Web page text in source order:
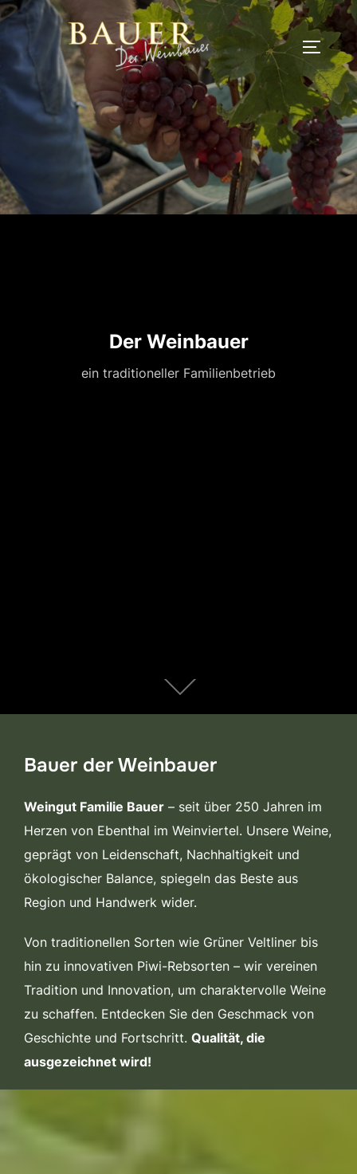
Zum
Inhalt
springen
Der Weinbauer
ein traditioneller Familienbetrieb
Zum
Inhalt
Bauer der Weinbauer
Weingut Familie Bauer – seit über 250 Jahren im
Herzen von Ebenthal im Weinviertel. Unsere Weine,
geprägt von Leidenschaft, Nachhaltigkeit und
ökologischer Balance, spiegeln das Beste aus
Region und Handwerk wider.
Von traditionellen Sorten wie Grüner Veltliner bis
hin zu innovativen Piwi-Rebsorten – wir vereinen
Tradition und Innovation, um charaktervolle Weine
zu schaffen. Entdecken Sie den Geschmack von
Geschichte und Fortschritt. Qualität, die
ausgezeichnet wird!